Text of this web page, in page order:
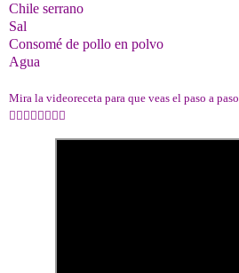
Chile serrano
Sal
Consomé de pollo en polvo
Agua
Mira la videoreceta para que veas el paso a paso
👇🏻👇🏻👇🏻👇🏻